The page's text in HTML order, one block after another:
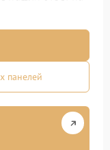
панелей